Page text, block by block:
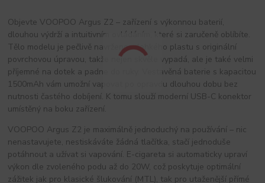
Objevte VOOPOO Argus Z2 – zařízení s výkonnou baterií,
dlouhou výdrží a intuitivním ovládáním, které si zaručeně oblíbíte.
Tělo modelu je pečlivě navrženo z lehkého plastu s originální
povrchovou úpravou, takže nejen skvěle vypadá, ale je také velmi
příjemné na dotek a padne do ruky. Vestavěná baterie s kapacitou
1500mAh vám umožní vapovat po opravdu dlouhou dobu bez
nutnosti častého dobíjení. K tomu slouží moderní USB-C konektor
umístěný na boku zařízení.
VOOPOO Argus Z2 je maximálně jednoduchý na používání – nic
nenastavujete, nestiskáváte žádná tlačítka, stačí jednoduše
potáhnout a užívat si vapování. E-cigareta si automaticky upraví
výkon dle zvoleného podu až do 20W, což poskytuje optimální
zážitek jak pro klasické šlukování (MTL), tak pro utaženější přímé